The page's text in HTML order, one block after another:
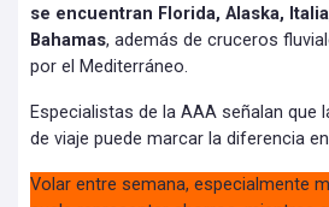
se encuentran Florida, Alaska,
Bahamas, además de cruceros
por el Mediterráneo.
Especialistas de la AAA señalan que
de viaje puede marcar la diferencia
Volar entre semana, especialmente